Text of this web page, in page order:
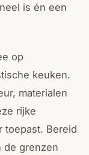
is én een
op
keuken.
materialen
rijke
toepast. Bereid
de grenzen